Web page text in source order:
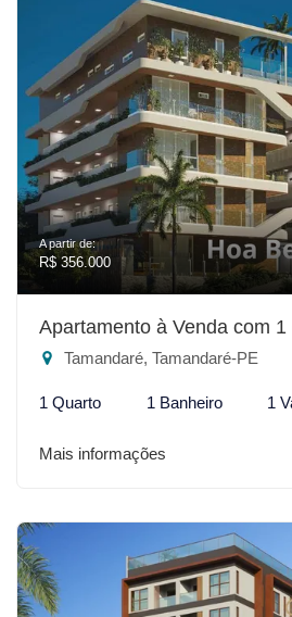
A partir de:
R$ 356.000
Apartamento à Venda com 1
Tamandaré, Tamandaré-PE
1 Quarto 1 Banheiro 1
Mais informações